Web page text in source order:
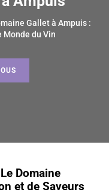
Gallet à Ampuis :
Monde du Vin
Domaine
et de Saveurs